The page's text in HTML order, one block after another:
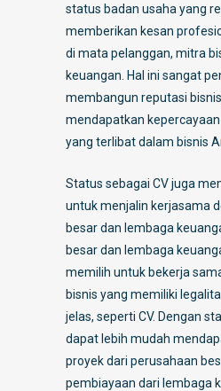
status badan usaha yang
memberikan kesan
di mata pelanggan, mitra
keuangan. Hal ini sangat
membangun reputasi
mendapatkan
yang terlibat dalam bisnis
Status sebagai CV juga
untuk menjalin kerjasama
besar dan lembaga
besar dan lembaga
memilih untuk bekerja
bisnis yang memiliki
jelas, seperti CV. Dengan
dapat lebih mudah
proyek dari perusahaan
pembiayaan dari lembaga